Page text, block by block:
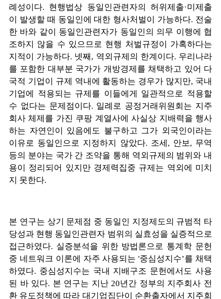
례성이다. 현행법상 동일인관련자의 허위제출·미제출
이 발생할 때 동일인에 대한 형사처벌이 가능하다. 전술
한 바와 같이 동일인관련자가 동일인의 의무 이행에 협
조하지 않을 수 있으므로 현행 처벌규정이 가혹하다는
지적이 가능하다. 넷째, 역외규제의 한계이다. 우리나라
를 포함한 대부분 국가가 개방경제를 채택하고 있어 다
국적 기업이 규제 역내에 활동하는 경우가 많지만, 국내
기업에 적용되는 규제를 이들에게 일관적으로 적용할
수 없다는 문제점이다. 일례로 공정거래위원회는 지주
회사 체제를 가진 쿠팡 계열사에 사실상 지배력을 행사
하는 자연인이 있음에도 불구하고 그가 외국인이라는
이유로 동일인으로 지정하지 않았다. 조세, 안보, 무역
등의 분야는 국가 간 조약을 통해 역외규제의 범위와 내
용이 정리되어 있지만 경제력집중 규제는 역외에 미치
지 못한다.
본 연구는 상기 문제점 중 동일인 지정제도의 규범적 타
당성과 현행 동일인관련자 범위의 실효성을 실증적으로
접근하였다. 실증분석을 위한 방법론으로 통계학 문헌
중 네트워크 이론에 자주 사용되는 '중심성지수’를 채택
하였다. 중심성지수는 국내 지배구조 문헌에서도 사용
된 바 있다. 본 연구는 지난 20년간 정부의 지주회사 전
환 유도정책에 따라 대기업집단이 순환출자에서 지주회